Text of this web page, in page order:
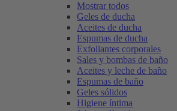
Mostrar todos
Geles de ducha
Aceites de ducha
Espumas de ducha
Exfoliantes corporales
Sales y bombas de baño
Aceites y leche de baño
Espumas de baño
Geles sólidos
Higiene íntima